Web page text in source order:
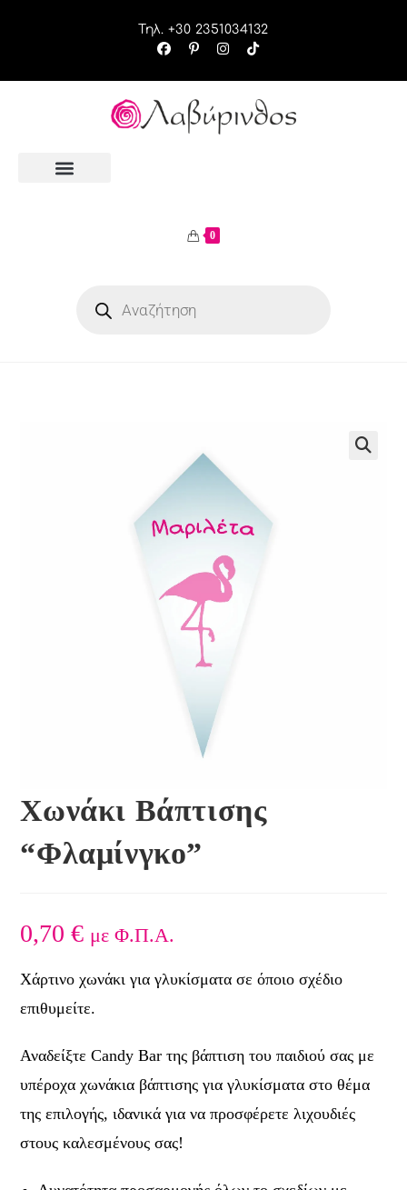
Τηλ. +30 2351034132
0
Χωνάκι Βάπτισης
“Φλαμίνγκο”
0,70€ με Φ.Π.Α.
Χάρτινο χωνάκι για γλυκίσματα σε όποιο σχέδιο
επιθυμείτε.
Αναδείξτε Candy Bar της βάπτιση του παιδιού σας με
υπέροχα χωνάκια βάπτισης για γλυκίσματα στο θέμα
της επιλογής, ιδανικά για να προσφέρετε λιχουδιές
στους καλεσμένους σας!